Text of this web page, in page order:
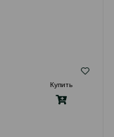
Купить